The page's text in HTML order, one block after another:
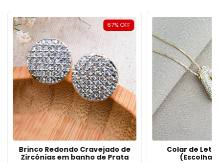
67%OFF
Brinco Redondo Cravejado de
Zircônias em banho de Prata
Colar de
(Escolha